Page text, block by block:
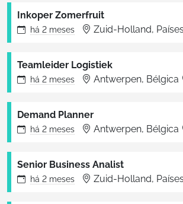
Inkoper Zomerfruit
há 2 meses Zuid-Holland,
Teamleider Logistiek
há 2 meses Antwerpen, Bélgica
Demand Planner
há 2 meses Antwerpen, Bélgica
Senior Business Analist
há 2 meses Zuid-Holland,